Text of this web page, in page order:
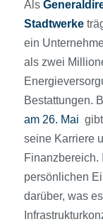
Als
Stadtwerke
ein
als zwei
Bestattungen.
am 26. Mai
seine Karriere
Finanzbereich.
persönlichen
darüber, was